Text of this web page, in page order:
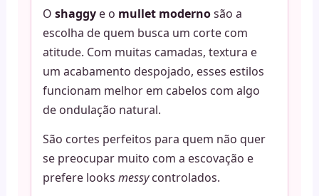
Oshaggy e o mullet modernosão a
escolha de quem busca um corte com
atitude. Com muitas camadas, textura e
um acabamento despojado, esses estilos
funcionam melhor em cabelos com algo
de ondulação natural.
São cortes perfeitos para quem não quer
se preocupar muito com a escovação e
prefere looksmessycontrolados.